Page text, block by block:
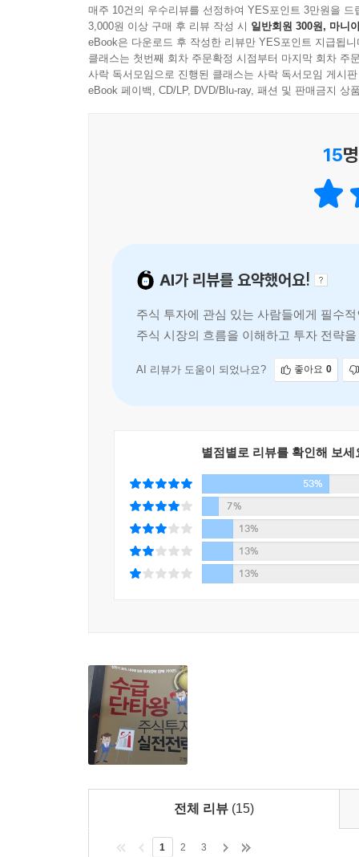
투자의 귀재 워런 버핏(Warren Buffett)의 주식 격
투자 대신 집중 투자를 선택한다. 그것도 한두
가격을 결정하는 요소는 수없이 많기 때문이다.
변수와 예외를 생각하고 계산해야 한다.
개인 투자자들에게는 처음부터 질 수밖에 없는
투자자들은 이것을 ‘돈을 벌고자 하는 마인드’
모두들 “나는 마인드를 갖추었는데 실패하고 말았
그러나 수급단타왕은 투자자가 갖추어야 할 ‘마
값비싼 비용과 긴 시간을 통해 얻은 깨우침은 ‘마
외국인과 기관 투자자의 수급으로 주식의 거대 흐
수급은 뚜렷한 매수 주체, 외국인이나 기관 투
순매수하는 종목의 주가는 상승하고 반대로 개
순매수하는지만 잘 살피고 따라서 매수해도 확실
『수급단타왕 주식투자 실전전략』은 8년간 독
방법이나 손절매 시점, 투자를 하는 이유는 조
투자자는 없다. 지금부터 수급 매매로 승리를 쟁취
- TOP FC 하동진 대표
자타공인 단기 매매의 최고수라 할 수 있는 수
날카로운 눈과 동물적인 감각은 타의 추종을
덕분이다.
매주 10건의 우수리뷰를 선정하여 YES포인트 3만원을 드
3,000원 이상 구매 후 리뷰 작성 시 일반회원 300원, 마니
eBook은 다운로드 후 작성한 리뷰만 YES포인트 지급됩니
클래스는 첫번째 회차 주문확정 시점부터 마지막 회차 주
사락 독서모임으로 진행된 클래스는 사락 독서모임 게시
eBook 페이백, CD/LP, DVD/Blu-ray, 패션 및 판매금지 상
15
AI가 리뷰를 요약했어요!
주식 투자에 관심 있는 사람들에게 필수
주식 시장의 흐름을 이해하고 투자 전략
별점별로 리뷰를 확인해 보세
7%
13%
13%